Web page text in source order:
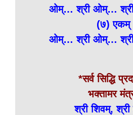
ओम्… श्री ओम्…
(७) एकम्
ओम्… श्री ओम्…
*सर्व सिद्धि
भक्तामर
श्री शिवम्, श्री